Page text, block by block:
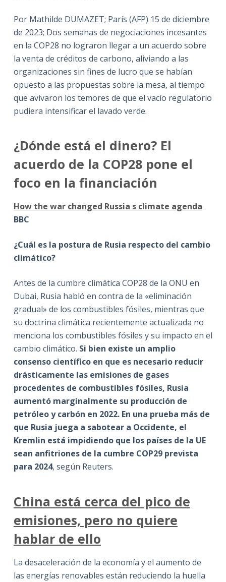
Por Mathilde DUMAZET; París (AFP) 15 de diciembre
de 2023; Dos semanas de negociaciones incesantes
en la COP28 no lograron llegar a un acuerdo sobre
la venta de créditos de carbono, aliviando a las
organizaciones sin fines de lucro que se habían
opuesto a las propuestas sobre la mesa, al tiempo
que avivaron los temores de que el vacío regulatorio
pudiera intensificar el lavado verde.
¿Dónde está el dinero? El
acuerdo de la COP28 pone el
foco en la financiación
How the war changed Russia s climate agenda
BBC
¿Cuál es la postura de Rusia respecto del cambio
climático?
Antes de la cumbre climática COP28 de la ONU en
Dubai, Rusia habló en contra de la «eliminación
gradual» de los combustibles fósiles, mientras que
su doctrina climática recientemente actualizada no
menciona los combustibles fósiles y su impacto en el
cambio climático. Si bien existe un amplio
consenso científico en que es necesario reducir
drásticamente las emisiones de gases
procedentes de combustibles fósiles, Rusia
aumentó marginalmente su producción de
petróleo y carbón en 2022. En una prueba más de
que Rusia juega a sabotear a Occidente, el
Kremlin está impidiendo que los países de la UE
sean anfitriones de la cumbre COP29 prevista
para 2024, según Reuters.
China está cerca del pico de
emisiones, pero no quiere
hablar de ello
La desaceleración de la economía y el aumento de
las energías renovables están reduciendo la huella